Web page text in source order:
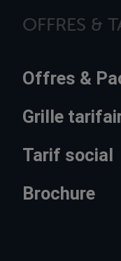
OFFRES &
Offres &
Grille
Tarif social
Brochure